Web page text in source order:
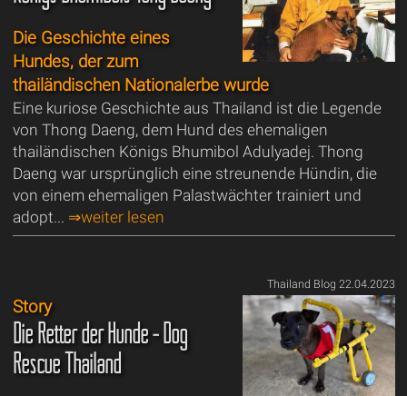
Die Geschichte eines
Hundes, der zum
thailändischen Nationalerbe wurde
Eine kuriose Geschichte aus Thailand ist die Legende
von Thong Daeng, dem Hund des ehemaligen
thailändischen Königs Bhumibol Adulyadej. Thong
Daeng war ursprünglich eine streunende Hündin, die
von einem ehemaligen Palastwächter trainiert und
adopt... ⇒weiter lesen
Thailand Blog 22.04.2023
Story
Die Retter der Hunde - Dog
Rescue Thailand